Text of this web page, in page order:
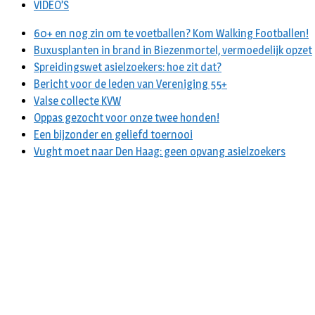
VIDEO’S
60+ en nog zin om te voetballen? Kom Walking Footballen!
Buxusplanten in brand in Biezenmortel, vermoedelijk opzet
Spreidingswet asielzoekers: hoe zit dat?
Bericht voor de leden van Vereniging 55+
Valse collecte KVW
Oppas gezocht voor onze twee honden!
Een bijzonder en geliefd toernooi
Vught moet naar Den Haag: geen opvang asielzoekers